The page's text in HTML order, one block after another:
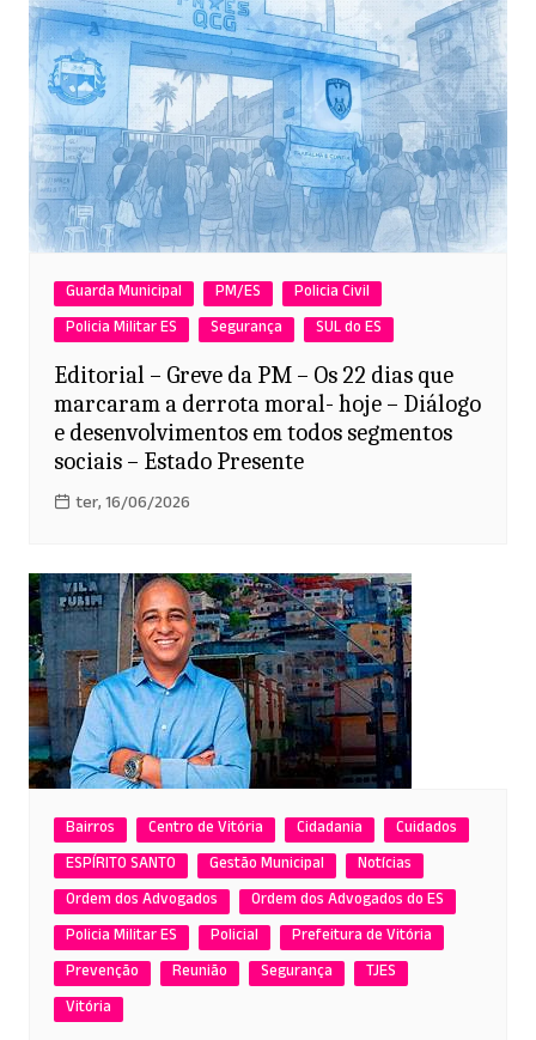
Guarda Municipal PM/ES
Policia Civil
Policia Militar ES
Segurança SUL do ES
Editorial – Greve da PM – Os 22 dias que
marcaram a derrota moral- hoje – Diálogo
e desenvolvimentos em todos segmentos
sociais – Estado Presente
ter, 16/06/2026
Bairros Centro de Vitória Cidadania
Cuidados
ESPÍRITO SANTO
Gestão Municipal
Notícias
Ordem dos Advogados
Ordem dos Advogados do ES
Policia Militar ES
Policial
Prefeitura de Vitória
Prevenção
Reunião Segurança
TJES
Vitória